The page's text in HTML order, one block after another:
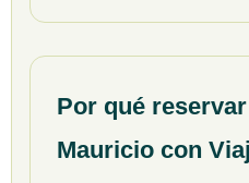
Por qué
Mauricio con